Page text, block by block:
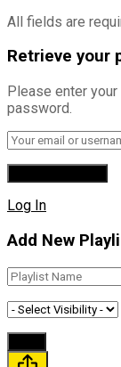
All fields are
Retrieve your
Please enter
password.
Log In
Add New